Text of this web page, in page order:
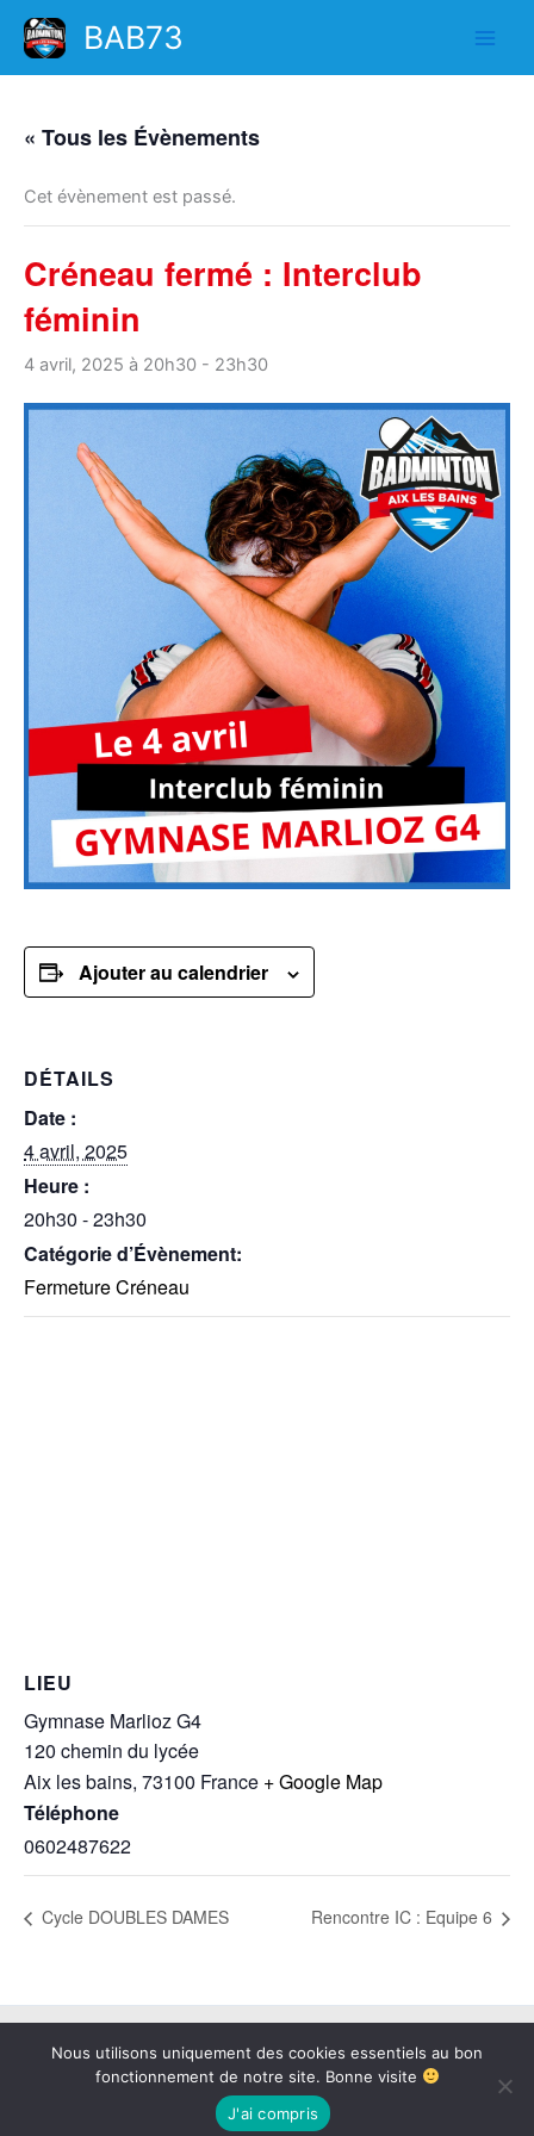
Aller
contenu
BAB73
« Tous les Évènements
Cet évènement est passé.
Créneau fermé : Interclub
féminin
4 avril, 2025 à 20h30 - 23h30
Ajouter au calendrier
DÉTAILS
Date :
4 avril, 2025
Heure :
20h30 - 23h30
Catégorie d’Évènement:
Fermeture Créneau
LIEU
Gymnase Marlioz G4
120 chemin du lycée
Aix les bains, 73100 France + Google Map
Téléphone
0602487622
Cycle DOUBLES DAMES Rencontre IC : Equipe 6
Copyright © 2026 BAB73 | Propulsé par Thème WordPress Astra
Nous utilisons uniquement des cookies essentiels au bon
fonctionnement de notre site. Bonne visite
J'ai compris